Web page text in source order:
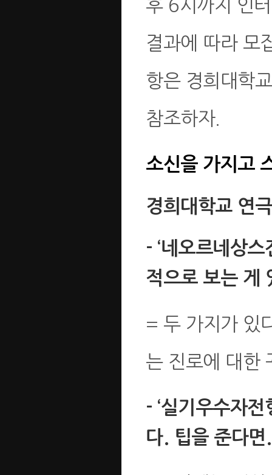
후 6시까지 인
결과에 따라 모
항은 경희대학
참조하자.
소신을 가지고
경희대학교 연
- ‘네오르네상
적으로 보는 게
= 두 가지가 있
는 진로에 대한
- ‘실기우수자
다. 팁을 준다면.